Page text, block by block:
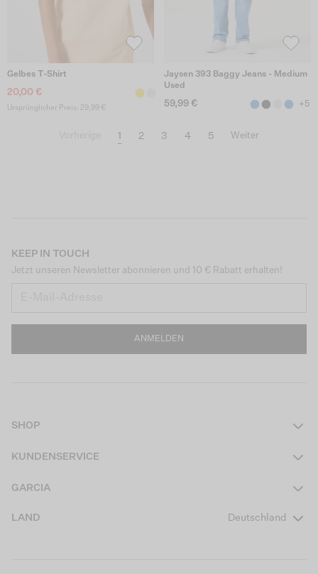
Gelbes T-Shirt
20,00 €
Ursprünglicher Preis: 29,99 €
Jaysen 393 Baggy Jeans - Medium
Used
59,99 € +5
1 2 3 4 5 Weiter
KEEP IN TOUCH
Jetzt unseren Newsletter abonnieren und 10 € Rabatt erhalten!
ANMELDEN
SHOP
Jungen Teens
KUNDENSERVICE
GARCIA
LAND Deutschland